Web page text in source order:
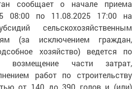
сообщает о начале приема
08:00 по 11.08.2025 17:00 на
сельскохозяйственным
(за исключением граждан,
хозяйство) ведется по
возмещение части затрат,
работ по строительству
от 140 до 390 голов и (или)